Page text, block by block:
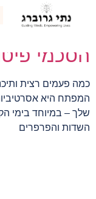
הסכמי
כמה פעמים רצית
המפתח היא
שלך – במיוחד בימי
השדות והפרפרים